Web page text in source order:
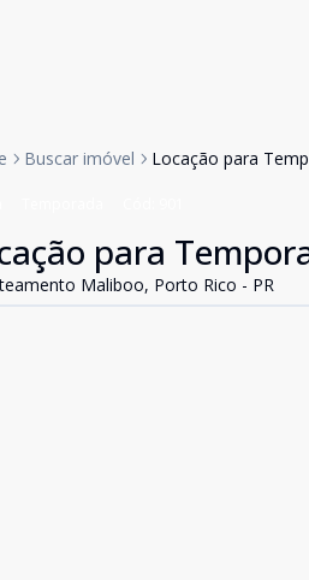
Buscar imóvel Locação para
para
Maliboo, Porto Rico - PR